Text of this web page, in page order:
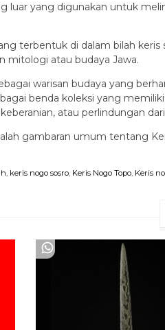
luar yang digunakan untuk
terbentuk di dalam bilah
atau budaya Jawa.
warisan budaya yang
benda koleksi yang
atau perlindungan
gambaran umum tentang
, keris nogo sosro, Keris Nogo Topo, Keris